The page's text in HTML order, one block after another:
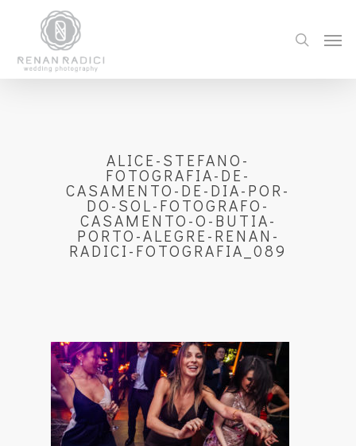
ALICE-STEFANO-
FOTOGRAFIA-DE-
CASAMENTO-DE-DIA-POR-
DO-SOL-FOTOGRAFO-
CASAMENTO-O-BUTIA-
PORTO-ALEGRE-RENAN-
RADICI-FOTOGRAFIA_089